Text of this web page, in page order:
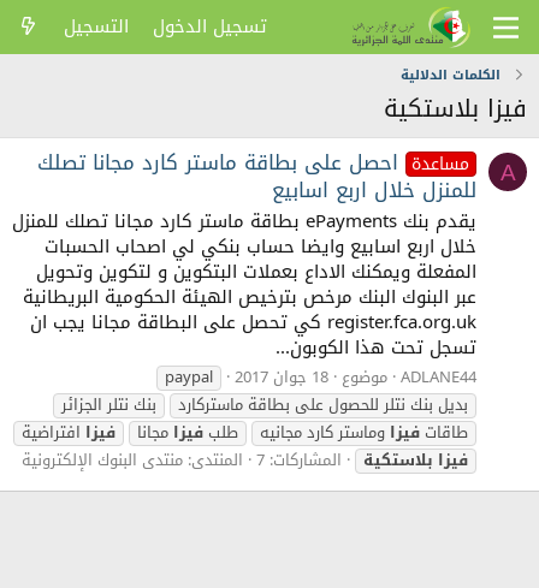
تسجيل الدخول التسجيل
الكلمات الدلالية
فيزا بلاستكية
A مساعدة احصل على بطاقة ماستر كارد مجانا تصلك
للمنزل خلال اربع اسابيع
يقدم بنك ePayments بطاقة ماستر كارد مجانا تصلك للمنزل
خلال اربع اسابيع وايضا حساب بنكي لي اصحاب الحسبات
المفعلة ويمكنك الاداع بعملات البتكوين و لتكوين وتحويل
عبر البنوك البنك مرخص بترخيص الهيئة الحكومية البريطانية
register.fca.org.uk كي تحصل على البطاقة مجانا يجب ان
تسجل تحت هذا الكوبون...
ADLANE44 موضوع 18 جوان 2017
paypal
بديل بنك نتلر للحصول على بطاقة ماستركارد
بنك نتلر الجزائر
طاقاتفيزاوماستر كارد مجانيه طلبفيزامجانا فيزاافتراضية
فيزابلاستكية المشاركات: 7 المنتدى: منتدى البنوك الإلكترونية